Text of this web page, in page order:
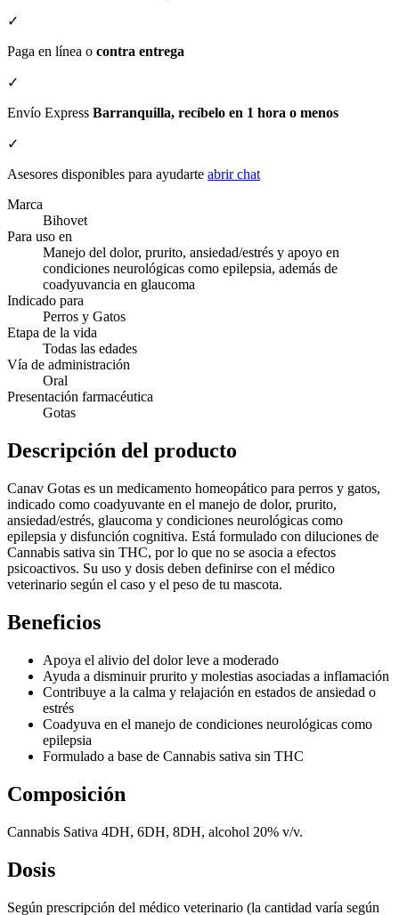
✓
Paga en línea o contra entrega
✓
Envío Express Barranquilla, recíbelo en 1 hora o menos
✓
Asesores disponibles para ayudarte abrir chat
Marca
Bihovet
Para uso en
Manejo del dolor, prurito, ansiedad/estrés y apoyo en
condiciones neurológicas como epilepsia, además de
coadyuvancia en glaucoma
Indicado para
Perros y Gatos
Etapa de la vida
Todas las edades
Vía de administración
Oral
Presentación farmacéutica
Gotas
Descripción del producto
Canav Gotas es un medicamento homeopático para perros y gatos,
indicado como coadyuvante en el manejo de dolor, prurito,
ansiedad/estrés, glaucoma y condiciones neurológicas como
epilepsia y disfunción cognitiva. Está formulado con diluciones de
Cannabis sativa sin THC, por lo que no se asocia a efectos
psicoactivos. Su uso y dosis deben definirse con el médico
veterinario según el caso y el peso de tu mascota.
Beneficios
Apoya el alivio del dolor leve a moderado
Ayuda a disminuir prurito y molestias asociadas a inflamación
Contribuye a la calma y relajación en estados de ansiedad o
estrés
Coadyuva en el manejo de condiciones neurológicas como
epilepsia
Formulado a base de Cannabis sativa sin THC
Composición
Cannabis Sativa 4DH, 6DH, 8DH, alcohol 20% v/v.
Dosis
Según prescripción del médico veterinario (la cantidad varía según